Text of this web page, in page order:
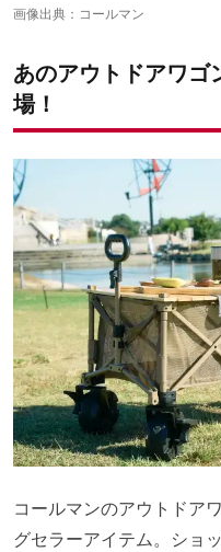
画像出典： コールマン
あのアウトドアワゴ
場！
コールマンのアウトドア
グセラーアイテム。ショ